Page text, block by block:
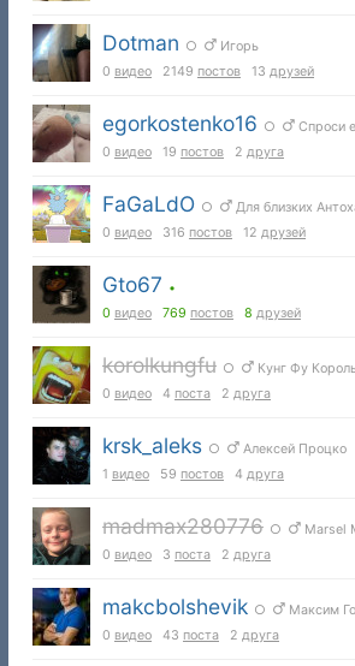
Dotman ○
Игорь
0 видео 2149 постов 13 друзей
egorkostenko16 ○
Спроси
0 видео 19 постов 2 друга
FaGaLdO ○
Для близких
0 видео 316 постов 12 друзей
Gto67 •
0 видео 769 постов 8 друзей
korolkungfu ○
Кунг Фу
0 видео 4 поста 2 друга
krsk_aleks ○
Алексей Процко
1 видео 59 постов 4 друга
madmax280776 ○
Marsel
0 видео 3 поста 2 друга
makcbolshevik ○
Максим
0 видео 43 поста 2 друга